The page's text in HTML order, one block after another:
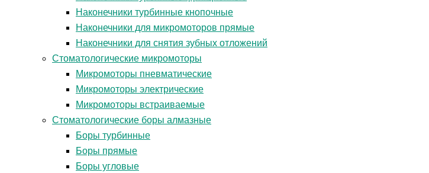
Наконечники турбинные кнопочные
Наконечники для микромоторов прямые
Наконечники для снятия зубных отложений
Стоматологические микромоторы
Микромоторы пневматические
Микромоторы электрические
Микромоторы встраиваемые
Стоматологические боры алмазные
Боры турбинные
Боры прямые
Боры угловые